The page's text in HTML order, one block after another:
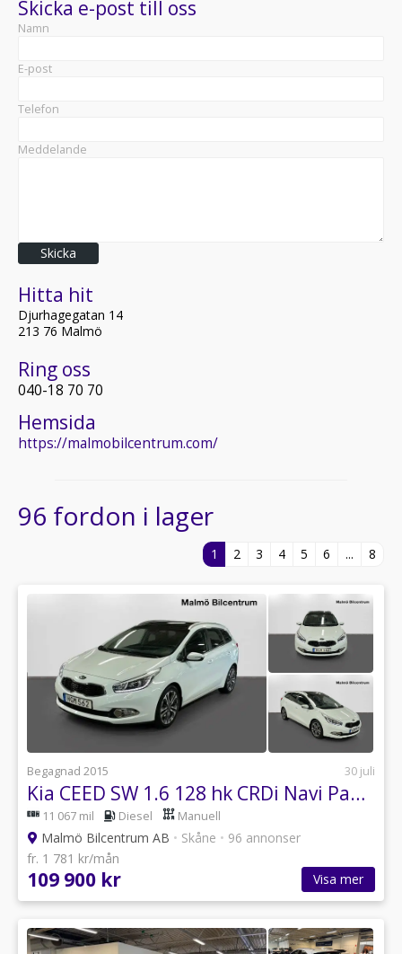
Skicka e-post till oss
Namn
E-post
Telefon
Meddelande
Skicka
Hitta hit
Djurhagegatan 14
213 76 Malmö
Ring oss
040-18 70 70
Hemsida
https://malmobilcentrum.com/
96 fordon i lager
1 2 3 4 5 6 ... 8
Begagnad 2015 30 juli
Kia CEED SW 1.6 128 hk CRDi Navi Panorama El stol
11 067 mil Diesel Manuell
Malmö Bilcentrum AB • Skåne • 96 annonser
fr. 1 781 kr/mån
109 900 kr Visa mer